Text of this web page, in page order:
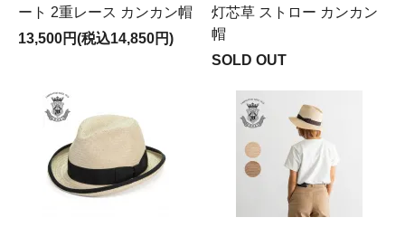
ート 2重レース カンカン帽
13,500円(税込14,850円)
灯芯草 ストロー カンカン
帽
SOLD OUT